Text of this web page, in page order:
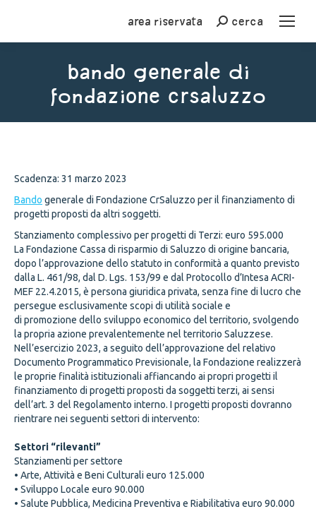
Area riservata Cercacerca
bando generale di
fondazione crsaluzzo
Scadenza: 31 marzo 2023
Bando generale di Fondazione CrSaluzzo per il finanziamento di
progetti proposti da altri soggetti.
Stanziamento complessivo per progetti di Terzi: euro 595.000
La Fondazione Cassa di risparmio di Saluzzo di origine bancaria,
dopo l’approvazione dello statuto in conformità a quanto previsto
dalla L. 461/98, dal D. Lgs. 153/99 e dal Protocollo d’Intesa ACRI-
MEF 22.4.2015, è persona giuridica privata, senza fine di lucro che
persegue esclusivamente scopi di utilità sociale e
di promozione dello sviluppo economico del territorio, svolgendo
la propria azione prevalentemente nel territorio Saluzzese.
Nell’esercizio 2023, a seguito dell’approvazione del relativo
Documento Programmatico Previsionale, la Fondazione realizzerà
le proprie finalità istituzionali affiancando ai propri progetti il
finanziamento di progetti proposti da soggetti terzi, ai sensi
dell’art. 3 del Regolamento interno. I progetti proposti dovranno
rientrare nei seguenti settori di intervento:
Settori “rilevanti”
Stanziamenti per settore
• Arte, Attività e Beni Culturali euro 125.000
• Sviluppo Locale euro 90.000
• Salute Pubblica, Medicina Preventiva e Riabilitativa euro 90.000